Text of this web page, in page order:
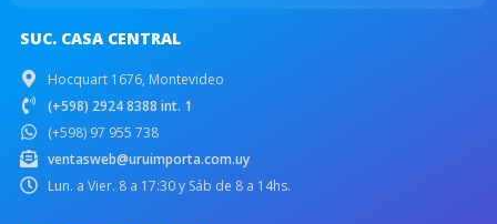
SUC. CASA CENTRAL
Hocquart 1676, Montevideo
(+598) 2924 8388 int. 1
(+598) 97 955 738
ventasweb@uruimporta.com.uy
Lun. a Vier. 8 a 17:30 y Sáb de 8 a 14hs.